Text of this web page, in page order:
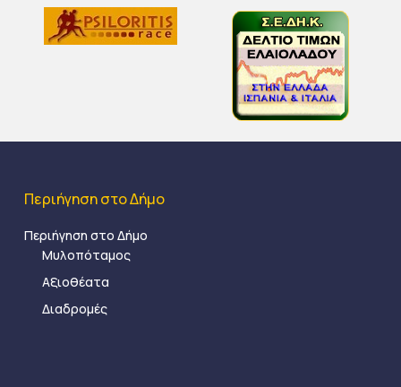
Περιήγηση στο Δήμο
Περιήγηση στο Δήμο
Μυλοπόταμος
Αξιοθέατα
Διαδρομές